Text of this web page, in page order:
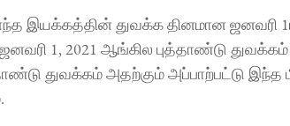
இயக்கத்தின் துவக்க தினமான ஜனவரி
1, 2021 ஆங்கில புத்தாண்டு
துவக்கம் அதற்கும் அப்பாற்பட்டு இந்த